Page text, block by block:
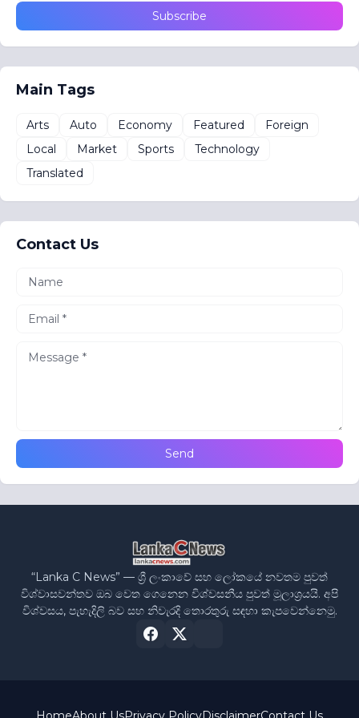
Main Tags
Arts Auto Economy Featured
Foreign
Local
Market Sports
Technology
Translated
Contact Us
“Lanka C News” — ශ්‍රී ලංකාවේ සහ ලෝකයේ නවතම පුවත්
විශ්වාසවන්තව ඔබ වෙත ගෙනෙන විශ්වසනීය පුවත් මූලාශ්‍රයයි. අපි
විශ්වසය, පැහැදිලි බව සහ නිවැරදි තොරතුරු සඳහා කැපවෙන්නෙමු.